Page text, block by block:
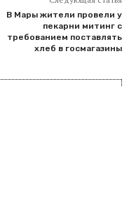
В Мары жители провели у
пекарни митинг с
требованием поставлять
хлеб в госмагазины